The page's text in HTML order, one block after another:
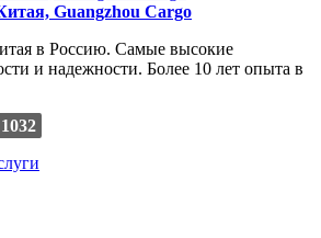
Guangzhou Cargo
в Россию. Самые высокие
и надежности. Более 10 лет опыта в
1032